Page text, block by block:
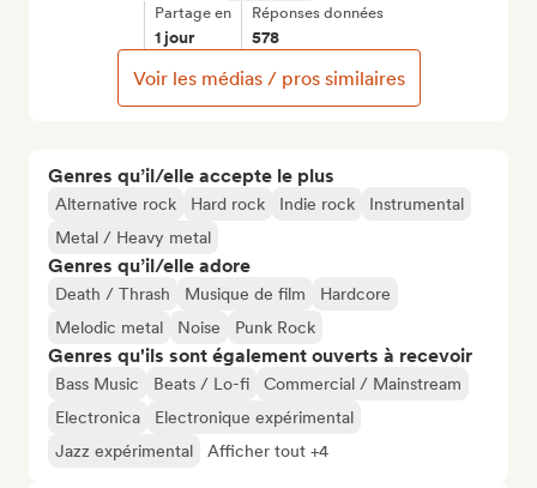
Genres qu’il/elle accepte le plus
Alternative rock Hard rock Indie rock
Instrumental
Metal / Heavy metal
Genres qu’il/elle adore
Death / Thrash Musique de film
Hardcore
Melodic metal
Noise Punk Rock
Genres qu'ils sont également ouverts à recevoir
Bass Music Beats / Lo-fi
Commercial / Mainstream
Electronica
Electronique expérimental
Jazz expérimental
Afficher tout +4
Partage en
1 jour
Réponses données
578
Voir les médias / pros similaires